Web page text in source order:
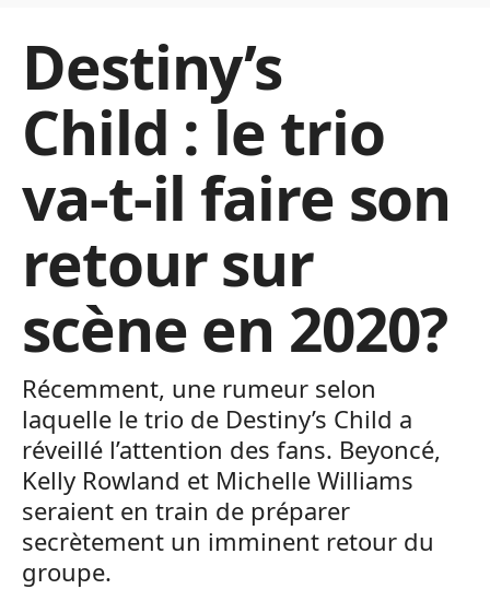
Destiny’s
Child : le trio
va-t-il faire son
retour sur
scène en 2020?
Récemment, une rumeur selon
laquelle le trio de Destiny’s Child a
réveillé l’attention des fans. Beyoncé,
Kelly Rowland et Michelle Williams
seraient en train de préparer
secrètement un imminent retour du
groupe.